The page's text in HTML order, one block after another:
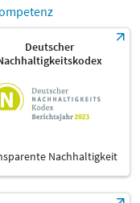
Deutscher
Nachhaltigkeit